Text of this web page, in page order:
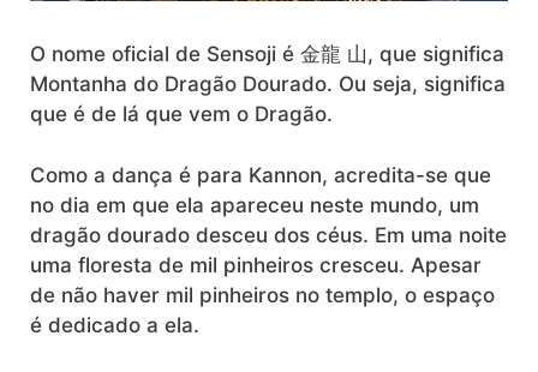
O nome oficial de Sensoji é 金龍 山, que significa
Montanha do Dragão Dourado. Ou seja, significa
que é de lá que vem o Dragão.
Como a dança é para Kannon, acredita-se que
no dia em que ela apareceu neste mundo, um
dragão dourado desceu dos céus. Em uma noite
uma floresta de mil pinheiros cresceu. Apesar
de não haver mil pinheiros no templo, o espaço
é dedicado a ela.